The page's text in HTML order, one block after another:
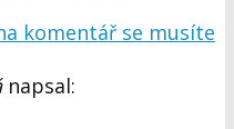
komentář se musíte
napsal: